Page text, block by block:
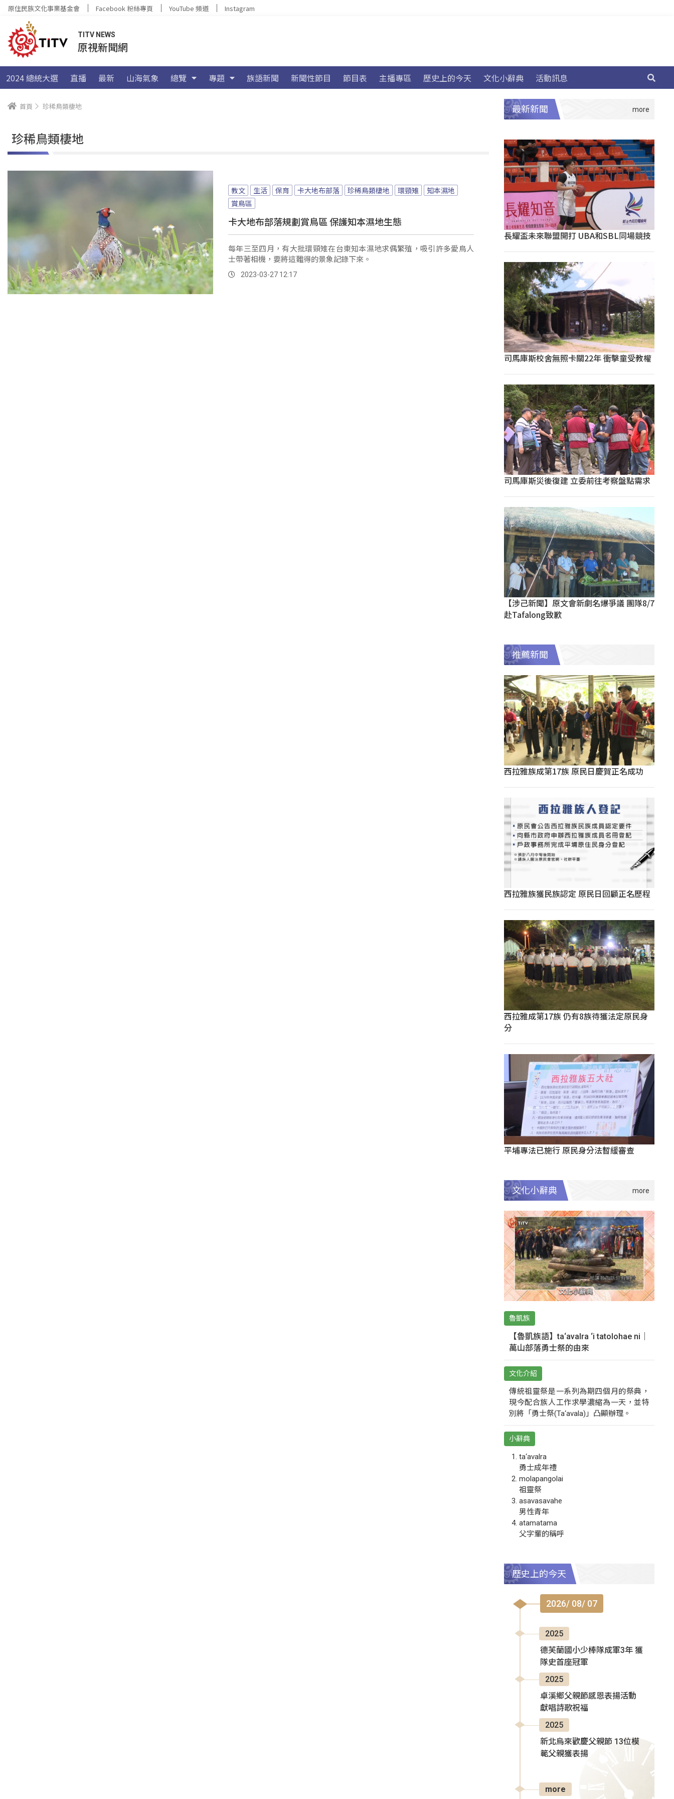
原住民族文化事業基金會 Facebook 粉絲專頁 YouTube 頻道 Instagram
TITV NEWS
原視新聞網
2024 總統大選 直播 最新 山海氣象 總覽 專題 族語新聞 新聞性節目 節目表 主播專區 歷史上的今天 文化小辭典 活動訊息
首頁 珍稀鳥類棲地
珍稀鳥類棲地
教文 生活 保育 卡大地布部落 珍稀鳥類棲地 環頸雉
知本濕地
賞鳥區
卡大地布部落規劃賞鳥區 保護知本濕地生態
每年三至四月，有大批環頸雉在台東知本濕地求偶繁殖，吸引許多愛鳥人
士帶著相機，要將這難得的景象記錄下來。
2023-03-27 12:17
最新新聞
長耀盃未來聯盟開打 UBA和SBL同場競技
司馬庫斯校舍無照卡關22年 衝擊童受教權
司馬庫斯災後復建 立委前往考察盤點需求
【涉己新聞】原文會新劇名爆爭議 團隊8/7
赴Tafalong致歉
推薦新聞
西拉雅族成第17族 原民日慶賀正名成功
西拉雅族獲民族認定 原民日回顧正名歷程
西拉雅成第17族 仍有8族待獲法定原民身
分
平埔專法已施行 原民身分法暫緩審查
文化小辭典
魯凱族
【魯凱族語】ta‘avalra ‘i tatolohae ni｜
萬山部落勇士祭的由來
文化介紹
傳統祖靈祭是一系列為期四個月的祭典，
現今配合族人工作求學濃縮為一天，並特
別將「勇士祭(Ta‘avala)」凸顯辦理。
小辭典
ta‘avalra
勇士成年禮
molapangolai
祖靈祭
asavasavahe
男性青年
atamatama
父字輩的稱呼
歷史上的今天
2026/ 08/ 07
2025
德芙蘭國小少棒隊成軍3年 獲
隊史首座冠軍
2025
卓溪鄉父親節感恩表揚活動
獻唱詩歌祝福
2025
新北烏來歡慶父親節 13位模
範父親獲表揚
more